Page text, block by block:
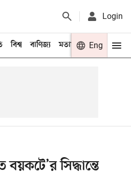
Login
বিশ্ব বাণিজ্য মতামত খেলা
Eng
বয়কটে’র সিদ্ধান্তে